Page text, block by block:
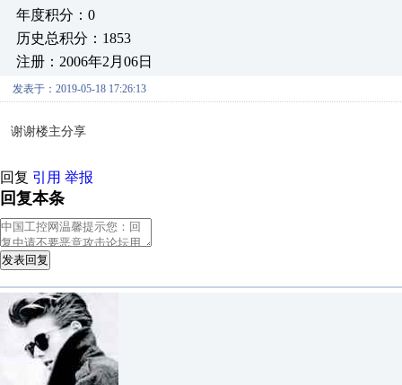
年度积分：0
历史总积分：1853
注册：2006年2月06日
发表于：2019-05-18 17:26:13
谢谢楼主分享
回复 引用 举报
回复本条
发表回复